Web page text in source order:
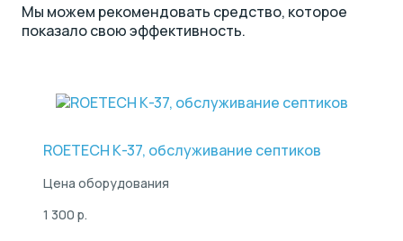
Мы можем рекомендовать средство, которое
показало свою эффективность.
ROETECH К-37, обслуживание септиков
Цена оборудования
1 300 р.